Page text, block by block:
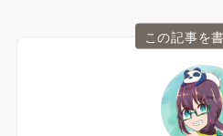
この記事を